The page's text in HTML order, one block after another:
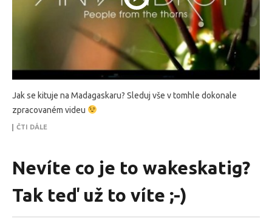
Jak se kituje na Madagaskaru? Sleduj vše v tomhle dokonale
zpracovaném videu
ČTI DÁLE
Nevíte co je to wakeskatig?
Tak teď už to víte ;-)